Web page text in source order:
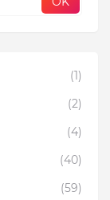
(1)
(2)
(4)
(40)
(59)